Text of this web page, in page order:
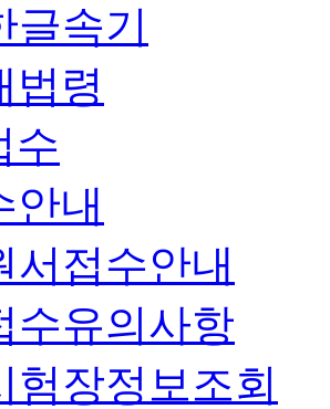
글속기
법령
수
안내
서접수안내
수유의사항
험장정보조회